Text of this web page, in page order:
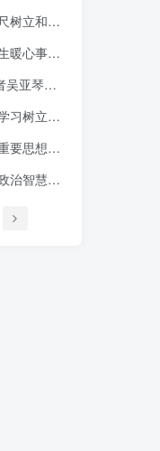
党课PPT模板
党课ppt课件
完整版下载
题党课ppt模板
政PPT课件下载
PPT课件下载